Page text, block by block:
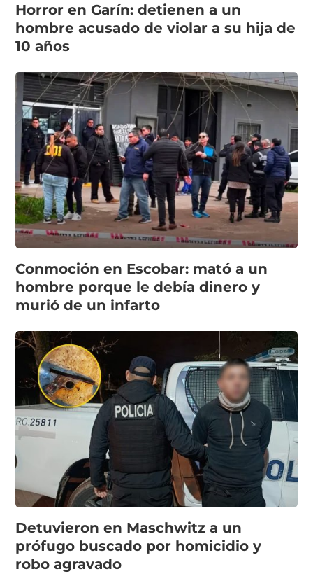
Horror en Garín: detienen a un
hombre acusado de violar a su hija de
10 años
Conmoción en Escobar: mató a un
hombre porque le debía dinero y
murió de un infarto
Detuvieron en Maschwitz a un
prófugo buscado por homicidio y
robo agravado